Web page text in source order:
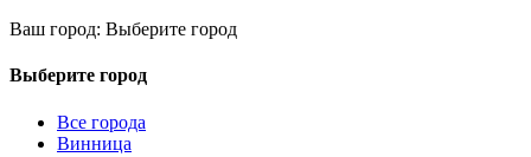
Ваш город: Выберите город
Выберите город
Все города
Винница